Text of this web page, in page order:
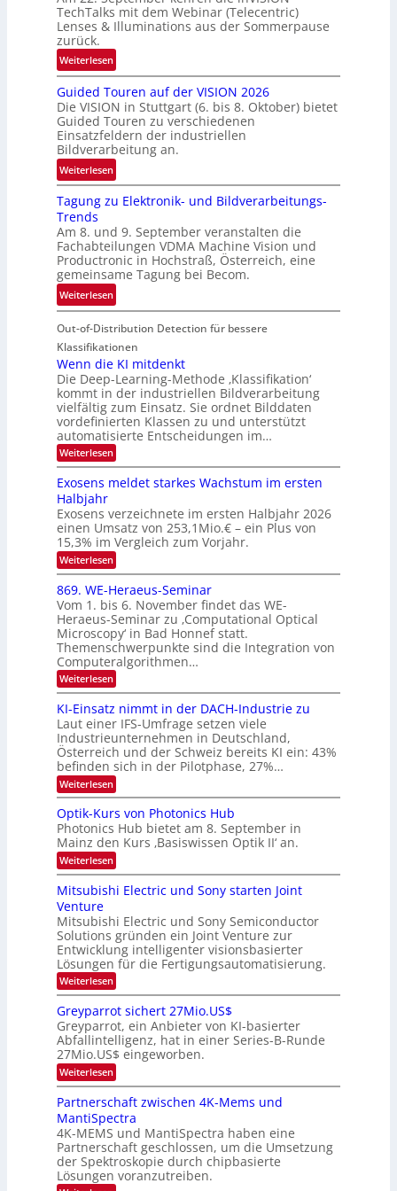
e
g
r
e
z
t
e
M
ö
g
l
c
h
k
e
i
n
TechTalks mit dem Webinar (Telecentric)
Lenses & Illuminations aus der Sommerpause
zurück.
Weiterlesen:
R
ü
c
k
k
e
h
e
r
i
n
V
I
S
I
O
N
T
e
c
h
T
a
k
s
Guided Touren auf der VISION 2026
Die VISION in Stuttgart (6. bis 8. Oktober) bietet
Guided Touren zu verschiedenen
Einsatzfeldern der industriellen
Bildverarbeitung an.
Weiterlesen:
G
u
d
e
d
T
o
r
e
n
a
u
f
d
e
r
V
S
I
O
N
2
0
2
6
Tagung zu Elektronik- und Bildverarbeitungs-
Trends
Am 8. und 9. September veranstalten die
Fachabteilungen VDMA Machine Vision und
Productronic in Hochstraß, Österreich, eine
gemeinsame Tagung bei Becom.
Weiterlesen:
T
a
g
u
n
g
z
u
E
l
e
t
r
o
n
k
-
u
n
d
B
i
l
d
v
e
r
a
r
b
e
i
n
g
s
-
T
e
n
d
s
Out-of-Distribution Detection für bessere
Klassifikationen
Wenn die KI mitdenkt
Die Deep-Learning-Methode ‚Klassifikation‘
kommt in der industriellen Bildverarbeitung
vielfältig zum Einsatz. Sie ordnet Bilddaten
vordefinierten Klassen zu und unterstützt
automatisierte Entscheidungen im…
Weiterlesen:
W
n
d
i
e
K
I
m
i
t
d
e
n
k
t
Exosens meldet starkes Wachstum im ersten
Halbjahr
Exosens verzeichnete im ersten Halbjahr 2026
einen Umsatz von 253,1Mio.€ – ein Plus von
15,3% im Vergleich zum Vorjahr.
Weiterlesen:
E
x
o
s
e
n
s
m
e
l
d
e
t
s
t
a
r
k
e
W
a
c
h
s
u
i
m
e
r
s
t
e
n
H
a
l
b
j
a
r
869. WE-Heraeus-Seminar
Vom 1. bis 6. November findet das WE-
Heraeus-Seminar zu ‚Computational Optical
Microscopy‘ in Bad Honnef statt.
Themenschwerpunkte sind die Integration von
Computeralgorithmen…
Weiterlesen:
8
9
.
W
E
-
H
e
r
a
e
u
s
-
S
e
n
a
r
KI-Einsatz nimmt in der DACH-Industrie zu
Laut einer IFS-Umfrage setzen viele
Industrieunternehmen in Deutschland,
Österreich und der Schweiz bereits KI ein: 43%
befinden sich in der Pilotphase, 27%…
Weiterlesen:
K
-
E
i
n
s
t
n
m
m
t
i
n
d
e
r
D
A
C
H
I
n
d
u
s
t
r
Optik-Kurs von Photonics Hub
Photonics Hub bietet am 8. September in
Mainz den Kurs ‚Basiswissen Optik II‘ an.
Weiterlesen:
O
p
t
k
-
K
u
r
s
v
o
n
P
h
o
t
o
n
i
c
H
u
b
Mitsubishi Electric und Sony starten Joint
Venture
Mitsubishi Electric und Sony Semiconductor
Solutions gründen ein Joint Venture zur
Entwicklung intelligenter visionsbasierter
Lösungen für die Fertigungsautomatisierung.
Weiterlesen:
M
t
s
u
b
i
s
h
i
E
e
c
t
r
Greyparrot sichert 27Mio.US$
Greyparrot, ein Anbieter von KI-basierter
Abfallintelligenz, hat in einer Series-B-Runde
27Mio.US$ eingeworben.
Weiterlesen:
G
r
e
y
p
a
r
r
o
Partnerschaft zwischen 4K-Mems und
MantiSpectra
4K-MEMS und MantiSpectra haben eine
Partnerschaft geschlossen, um die Umsetzung
der Spektroskopie durch chipbasierte
Lösungen voranzutreiben.